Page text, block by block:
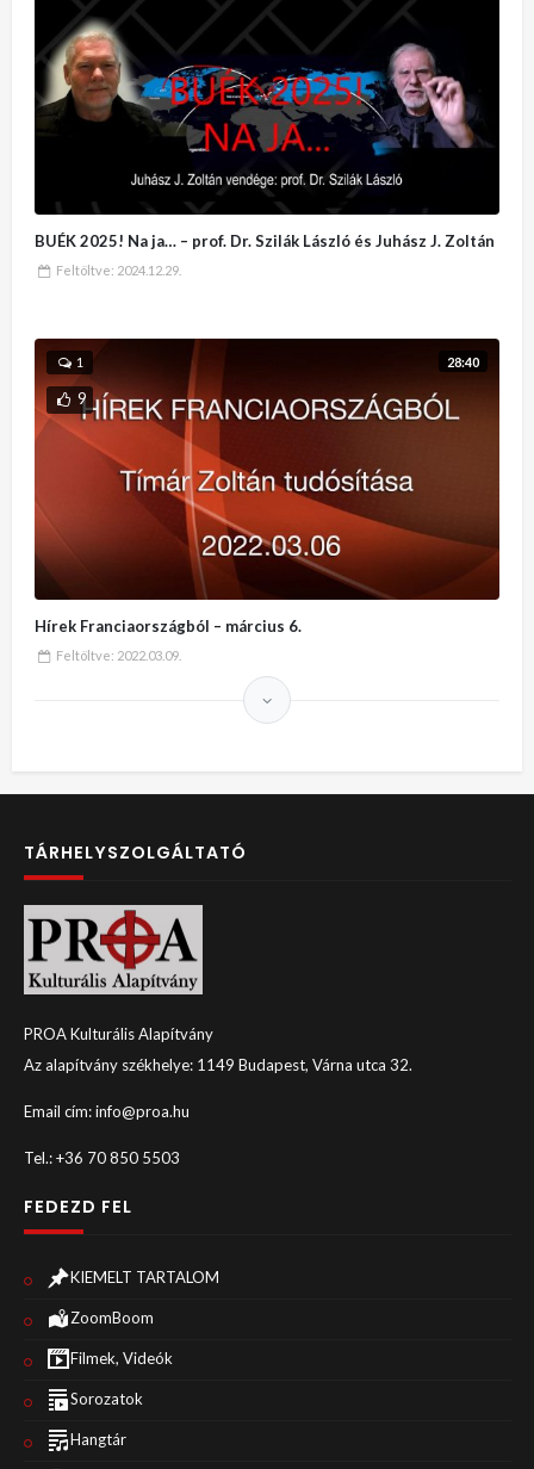
BUÉK 2025! Na ja… – prof. Dr. Szilák László és Juhász J. Zoltán
Feltöltve: 2024.12.29.
28:40
1
9
Hírek Franciaországból – március 6.
Feltöltve: 2022.03.09.
TÁRHELYSZOLGÁLTATÓ
PROA Kulturális Alapítvány
Az alapítvány székhelye: 1149 Budapest, Várna utca 32.
Email cím: info@proa.hu
Tel.: +36 70 850 5503
FEDEZD FEL
KIEMELT TARTALOM
ZoomBoom
Filmek, Videók
Sorozatok
Hangtár